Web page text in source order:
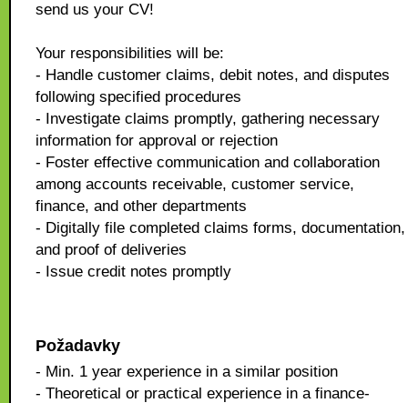
send us your CV!
Your responsibilities will be:
- Handle customer claims, debit notes, and disputes
following specified procedures
- Investigate claims promptly, gathering necessary
information for approval or rejection
- Foster effective communication and collaboration
among accounts receivable, customer service,
finance, and other departments
- Digitally file completed claims forms, documentation,
and proof of deliveries
- Issue credit notes promptly
Požadavky
- Min. 1 year experience in a similar position
- Theoretical or practical experience in a finance-